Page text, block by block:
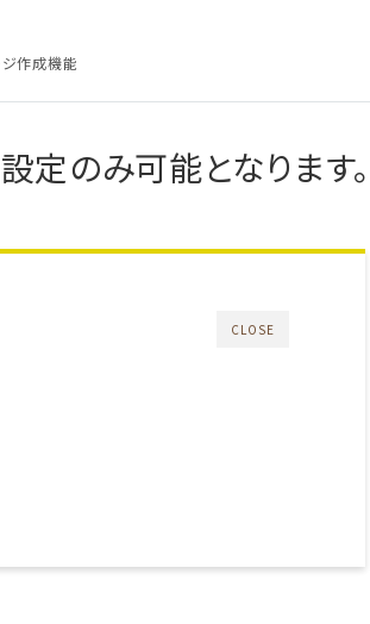
作成機能
定のみ可能となります。
CLOSE